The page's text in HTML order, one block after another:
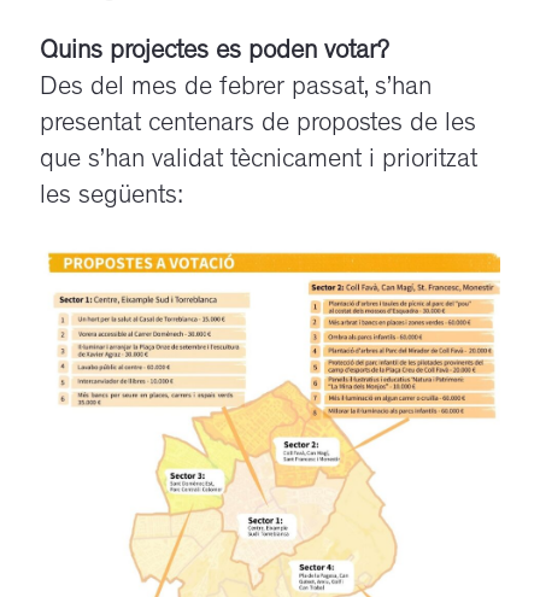
Quins projectes es poden votar?
Des del mes de febrer passat, s’han
presentat centenars de propostes de les
que s’han validat tècnicament i prioritzat
les següents: